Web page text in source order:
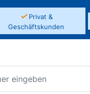
✓Privat &
Geschäftskunden